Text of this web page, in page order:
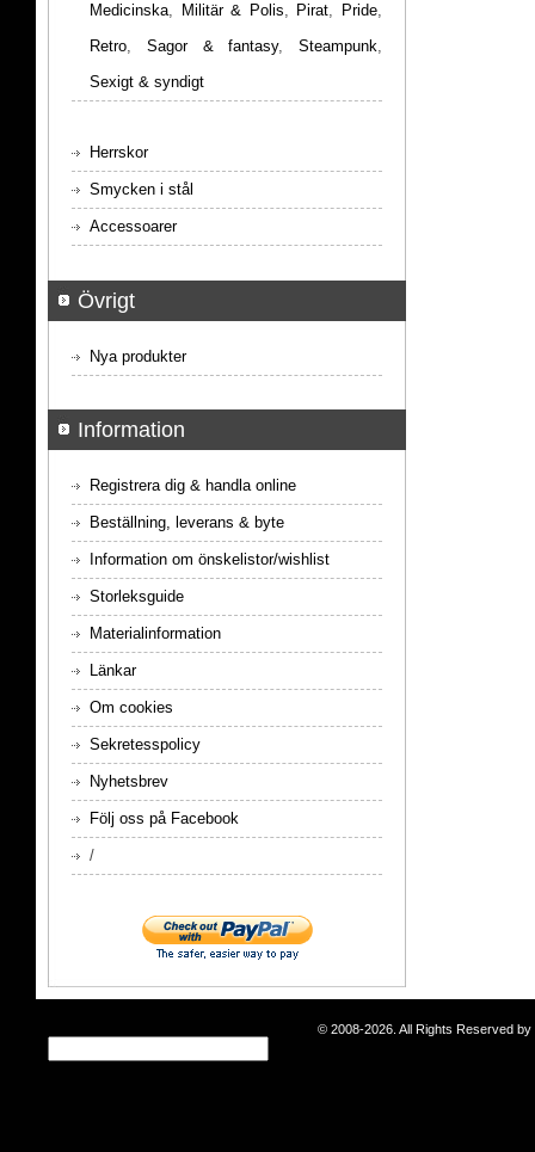
Medicinska, Militär & Polis, Pirat, Pride,
Retro, Sagor & fantasy, Steampunk,
Sexigt & syndigt
Herrskor
Smycken i stål
Accessoarer
Övrigt
Nya produkter
Information
Registrera dig & handla online
Beställning, leverans & byte
Information om önskelistor/wishlist
Storleksguide
Materialinformation
Länkar
Om cookies
Sekretesspolicy
Nyhetsbrev
Följ oss på Facebook
/
© 2008-2026. All Rights Reserved